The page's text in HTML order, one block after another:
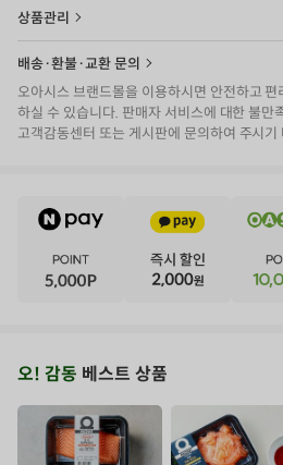
상품관리
배송·환불·교환 문의
오아시스 브랜드몰을 이용하시면 안전하고 편
하실 수 있습니다. 판매자 서비스에 대한 불만
고객감동센터 또는 게시판에 문의하여 주시기
아
시
오! 감동 베스트 상품